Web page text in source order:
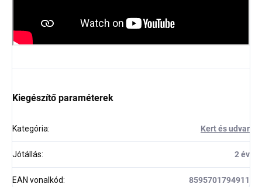
Kiegészítő paraméterek
Kategória: Kert és udvar
Jótállás: 2 év
EAN vonalkód: 8595701794911